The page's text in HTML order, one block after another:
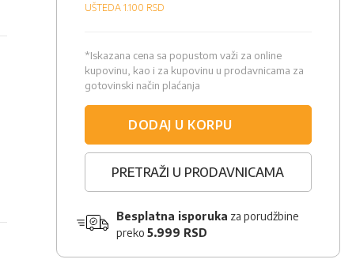
UŠTEDA 1.100 RSD
*Iskazana cena sa popustom važi za online
kupovinu, kao i za kupovinu u prodavnicama za
gotovinski način plaćanja
DODAJ U KORPU
PRETRAŽI U PRODAVNICAMA
Besplatna isporuka za porudžbine
preko 5.999 RSD